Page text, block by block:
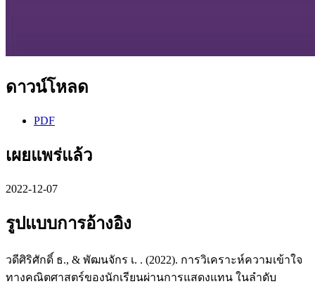
ดาวน์โหลด
PDF
เผยแพร่แล้ว
2022-12-07
รูปแบบการอ้างอิง
วดีศิริศักดิ์ ธ., & พัฒนจักร เ. . (2022). การวิเคราะห์ความเข้าใจ
ทางคณิตศาสตร์ของนักเรียนผ่านการแสดงแทน ในลำดับ